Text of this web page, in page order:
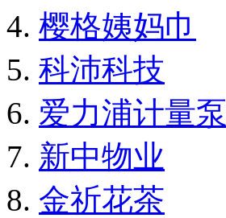
樱格姨妈巾
科沛科技
爱力浦计量泵
新中物业
金祈花茶